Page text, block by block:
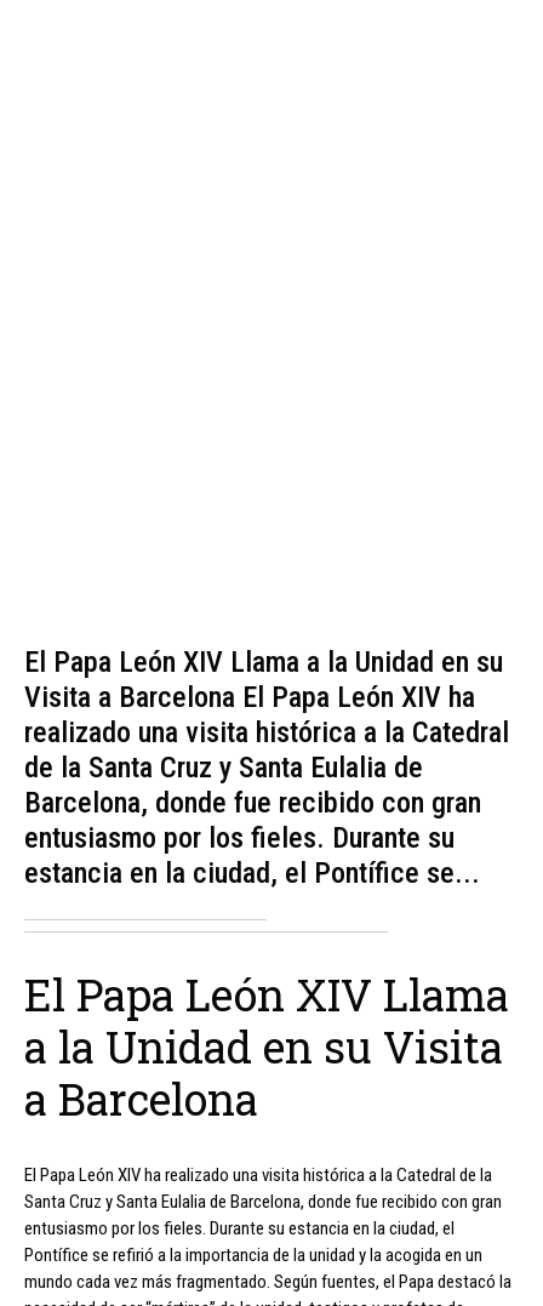
El Papa León XIV Llama a la Unidad en su
Visita a Barcelona El Papa León XIV ha
realizado una visita histórica a la Catedral
de la Santa Cruz y Santa Eulalia de
Barcelona, donde fue recibido con gran
entusiasmo por los fieles. Durante su
estancia en la ciudad, el Pontífice se...
El Papa León XIV Llama
a la Unidad en su Visita
a Barcelona
El Papa León XIV ha realizado una visita histórica a la Catedral de la
Santa Cruz y Santa Eulalia de Barcelona, donde fue recibido con gran
entusiasmo por los fieles. Durante su estancia en la ciudad, el
Pontífice se refirió a la importancia de la unidad y la acogida en un
mundo cada vez más fragmentado. Según fuentes, el Papa destacó la